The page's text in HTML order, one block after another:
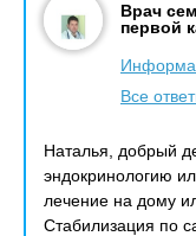
Врач
первой
Все
Наталья, добрый
эндокринологию
лечение на дому
Стабилизация по